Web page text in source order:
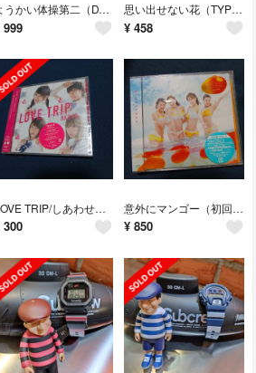
ようかい体操第二（DVD付）
999
思い出せない花（TYPE-B）
¥ 458
LOVE TRIP/しあわせを分けなさい（初回限定盤/Type E）
300
意外にマンゴー（初回生産限定盤/TYPE-B）
¥ 850